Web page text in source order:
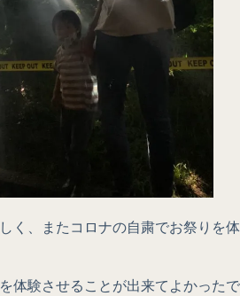
く、またコロナの自粛でお祭りを体
体験させることが出来てよかったで